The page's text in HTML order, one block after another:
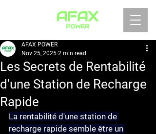
Les Secrets de Rentabilité
d'une Station de Recharge
Rapide
AFAX POWER
Nov 25, 2025 2 min read
La rentabilité d'une station de
recharge rapide semble être un